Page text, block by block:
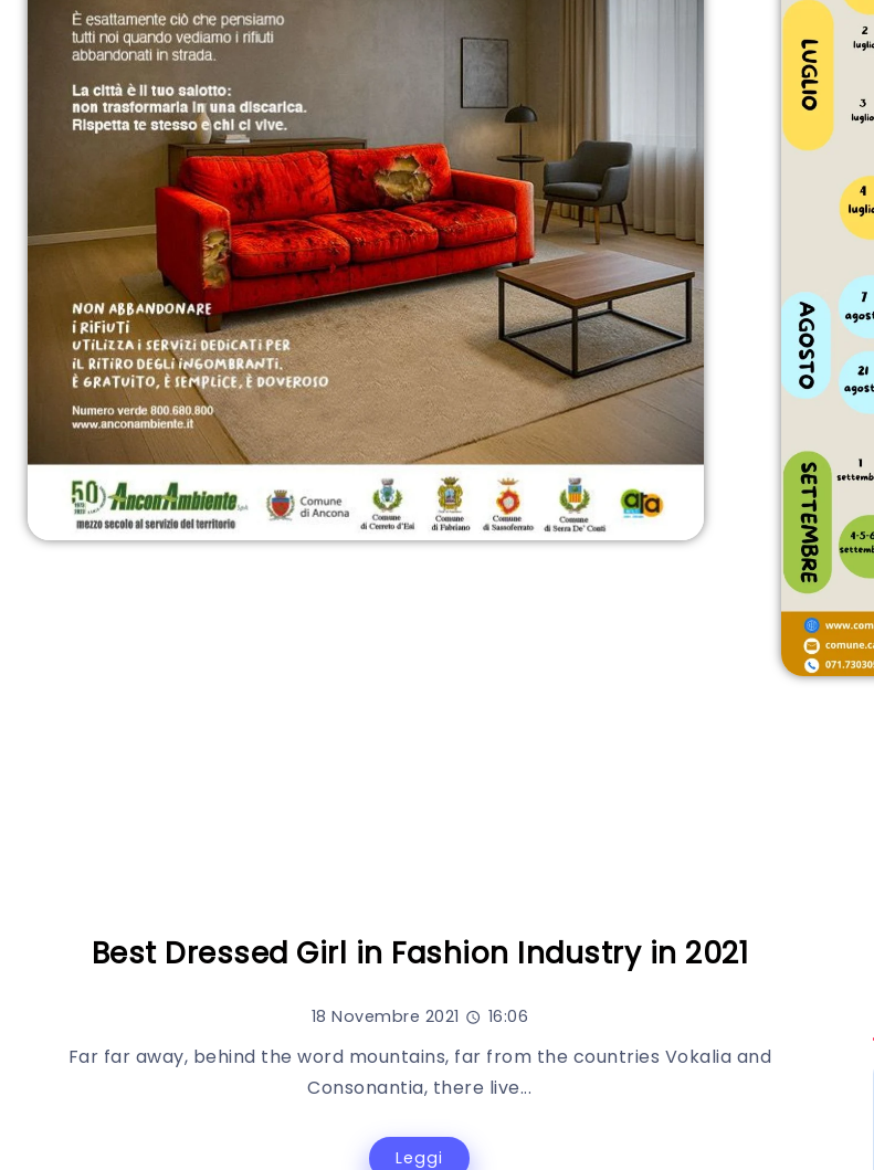
Best Dressed Girl in Fashion Industry in 2021
18 Novembre 2021 16:06
Far far away, behind the word mountains, far from the countries Vokalia and
Consonantia, there live...
Leggi